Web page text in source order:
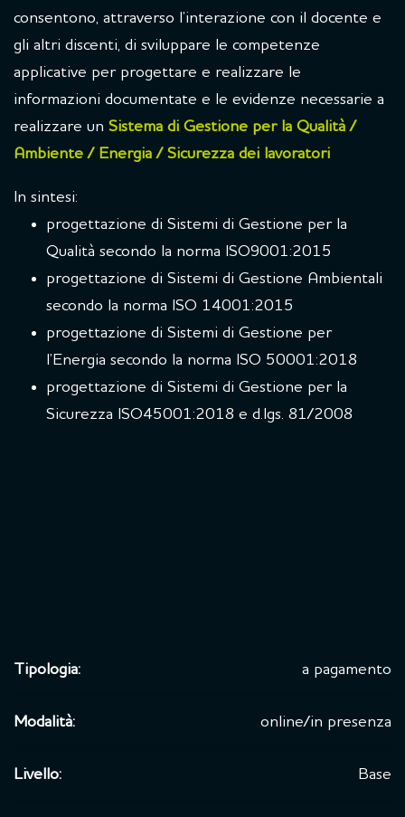
consentono, attraverso l’interazione con il docente e
gli altri discenti, di sviluppare le competenze
applicative per progettare e realizzare le
informazioni documentate e le evidenze necessarie a
realizzare un Sistema di Gestione per la Qualità /
Ambiente / Energia / Sicurezza dei lavoratori
In sintesi:
progettazione di Sistemi di Gestione per la
Qualità secondo la norma ISO9001:2015
progettazione di Sistemi di Gestione Ambientali
secondo la norma ISO 14001:2015
progettazione di Sistemi di Gestione per
l’Energia secondo la norma ISO 50001:2018
progettazione di Sistemi di Gestione per la
Sicurezza ISO45001:2018 e d.lgs. 81/2008
Tipologia: a pagamento
Modalità: online/in presenza
Livello: Base